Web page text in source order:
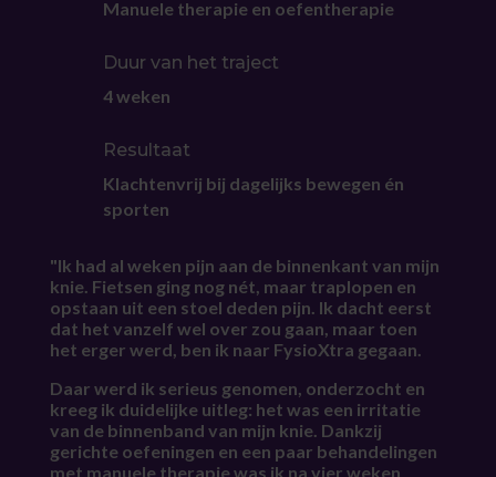
Manuele therapie en oefentherapie
Duur van het traject
4 weken
Resultaat
Klachtenvrij bij dagelijks bewegen én
sporten
"Ik had al weken pijn aan de binnenkant van mijn
knie. Fietsen ging nog nét, maar traplopen en
opstaan uit een stoel deden pijn. Ik dacht eerst
dat het vanzelf wel over zou gaan, maar toen
het erger werd, ben ik naar FysioXtra gegaan.
Daar werd ik serieus genomen, onderzocht en
kreeg ik duidelijke uitleg: het was een irritatie
van de binnenband van mijn knie. Dankzij
gerichte oefeningen en een paar behandelingen
met manuele therapie was ik na vier weken